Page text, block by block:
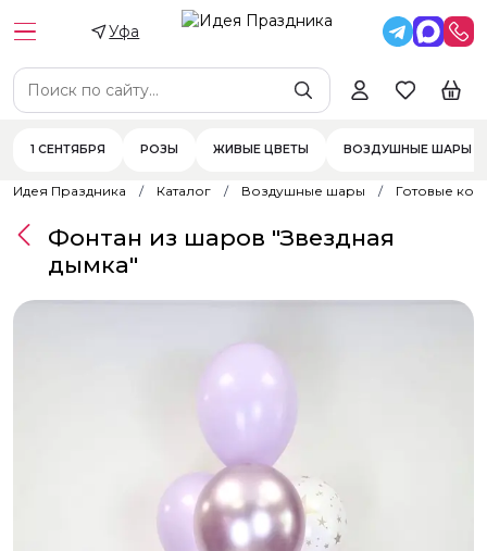
Уфа
1 СЕНТЯБРЯ РОЗЫ ЖИВЫЕ ЦВЕТЫ ВОЗДУШНЫЕ ШАРЫ
Идея Праздника Каталог Воздушные шары Готовые
Фонтан из шаров "Звездная
дымка"